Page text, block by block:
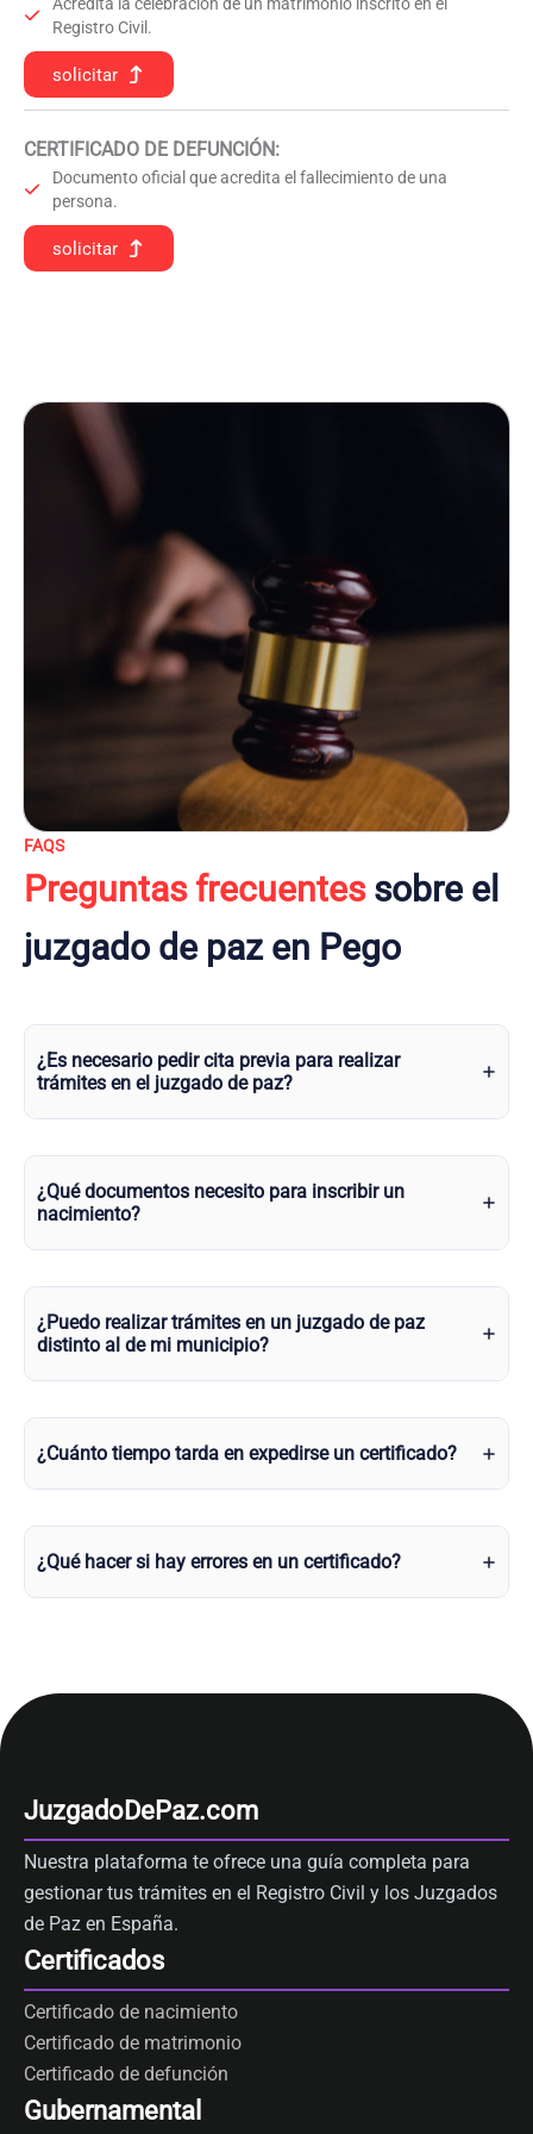
Registro Civil.
solicitar
CERTIFICADO DE DEFUNCIÓN:
Documento oficial que acredita el fallecimiento de una
persona.
solicitar
FAQS
Preguntas frecuentessobre el
juzgado de paz en Pego
¿Es necesario pedir cita previa para realizar
trámites en el juzgado de paz?
¿Qué documentos necesito para inscribir un
nacimiento?
¿Puedo realizar trámites en un juzgado de paz
distinto al de mi municipio?
¿Cuánto tiempo tarda en expedirse un certificado?
¿Qué hacer si hay errores en un certificado?
JuzgadoDePaz.com
Nuestra plataforma te ofrece una guía completa para
gestionar tus trámites en el Registro Civil y los Juzgados
de Paz en España.
Certificados
Certificado de nacimiento
Certificado de matrimonio
Certificado de defunción
Gubernamental